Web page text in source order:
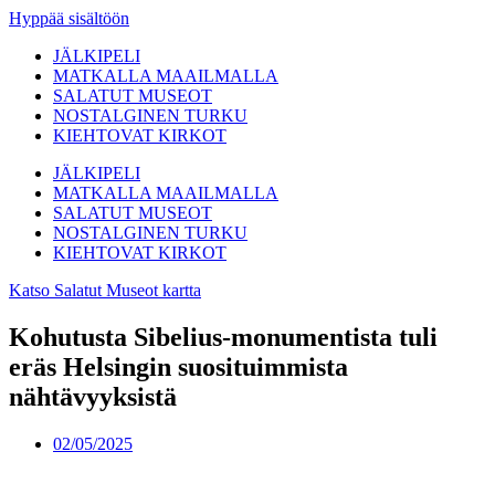
Hyppää sisältöön
JÄLKIPELI
MATKALLA MAAILMALLA
SALATUT MUSEOT
NOSTALGINEN TURKU
KIEHTOVAT KIRKOT
JÄLKIPELI
MATKALLA MAAILMALLA
SALATUT MUSEOT
NOSTALGINEN TURKU
KIEHTOVAT KIRKOT
Katso Salatut Museot kartta
Kohutusta Sibelius-monumentista tuli
eräs Helsingin suosituimmista
nähtävyyksistä
02/05/2025